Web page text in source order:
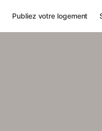
Publiez votre logement